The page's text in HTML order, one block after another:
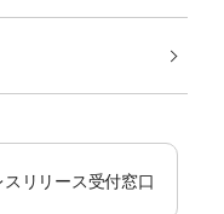
スリリース受付窓口